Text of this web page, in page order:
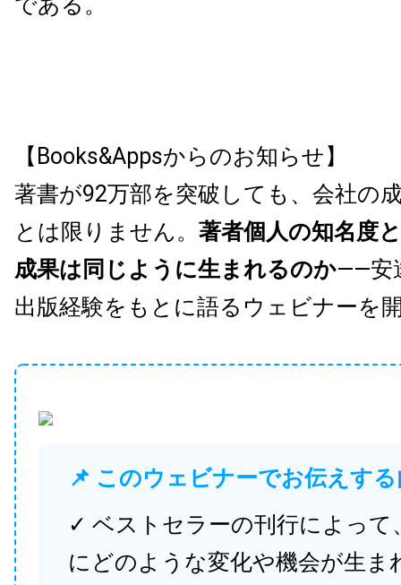
【Books&Appsからのお知らせ】
著書が92万部を突破しても、会社の
とは限りません。 著者個人の知名度
成果は同じように生まれるのか——安
出版経験をもとに語るウェビナーを
📌 このウェビナーでお伝えす
✓ ベストセラーの刊行によって
にどのような変化や機会が生ま